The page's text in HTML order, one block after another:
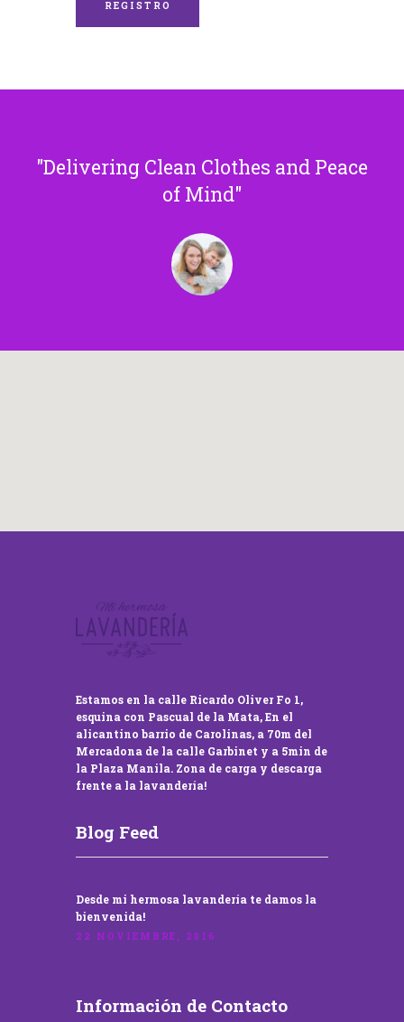
Delivering Clean Clothes and Peace
of Mind
Estamos en la calle Ricardo Oliver Fo 1,
esquina con Pascual de la Mata, En el
alicantino barrio de Carolinas, a 70m del
Mercadona de la calle Garbinet y a 5min de
la Plaza Manila. Zona de carga y descarga
frente a la lavandería!
Blog Feed
Desde mi hermosa lavandería te damos la
bienvenida!
22 NOVIEMBRE, 2016
Información de Contacto